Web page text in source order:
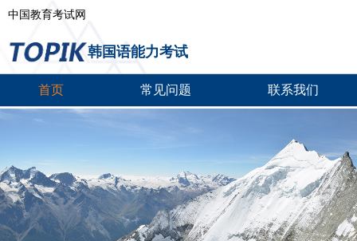
中国教育考试网
韩国语能力考试
首页 常见问题 联系我们